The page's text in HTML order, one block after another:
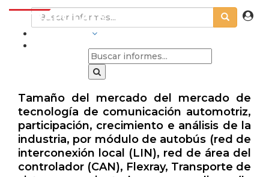
Tamaño del mercado del mercado de
tecnología de comunicación automotriz,
participación, crecimiento e análisis de la
industria, por módulo de autobús (red de
interconexión local (LIN), red de área del
controlador (CAN), Flexray, Transporte de